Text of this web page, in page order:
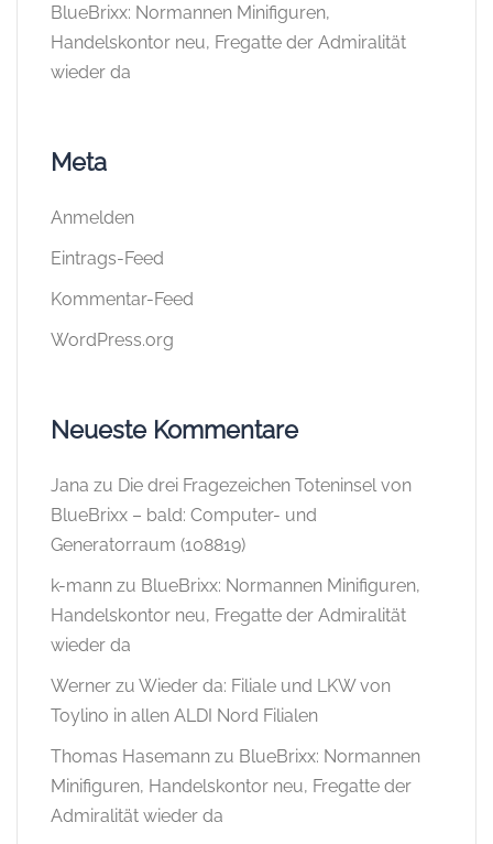
BlueBrixx: Normannen Minifiguren,
Handelskontor neu, Fregatte der Admiralität
wieder da
Meta
Anmelden
Eintrags-Feed
Kommentar-Feed
WordPress.org
Neueste Kommentare
Jana zu Die drei Fragezeichen Toteninsel von
BlueBrixx – bald: Computer- und
Generatorraum (108819)
k-mann zu BlueBrixx: Normannen Minifiguren,
Handelskontor neu, Fregatte der Admiralität
wieder da
Werner zu Wieder da: Filiale und LKW von
Toylino in allen ALDI Nord Filialen
Thomas Hasemann zu BlueBrixx: Normannen
Minifiguren, Handelskontor neu, Fregatte der
Admiralität wieder da